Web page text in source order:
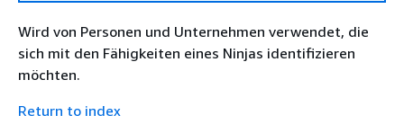
Wird von Personen und Unternehmen verwendet, die
sich mit den Fähigkeiten eines Ninjas identifizieren
möchten.
Return to index